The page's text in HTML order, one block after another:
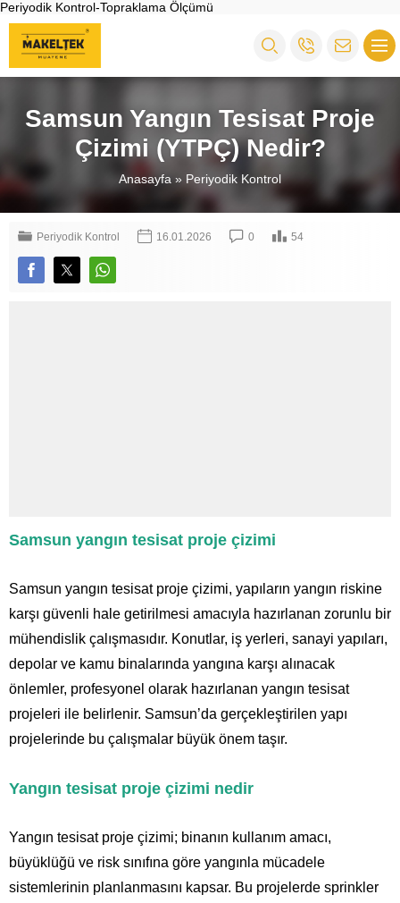
Periyodik Kontrol-Topraklama Ölçümü
Samsun Yangın Tesisat Proje
Çizimi (YTPÇ) Nedir?
Anasayfa » Periyodik Kontrol
Periyodik Kontrol 16.01.2026 0 54
Samsun yangın tesisat proje çizimi
Samsun yangın tesisat proje çizimi, yapıların yangın riskine
karşı güvenli hale getirilmesi amacıyla hazırlanan zorunlu bir
mühendislik çalışmasıdır. Konutlar, iş yerleri, sanayi yapıları,
depolar ve kamu binalarında yangına karşı alınacak
önlemler, profesyonel olarak hazırlanan yangın tesisat
projeleri ile belirlenir. Samsun’da gerçekleştirilen yapı
projelerinde bu çalışmalar büyük önem taşır.
Yangın tesisat proje çizimi nedir
Yangın tesisat proje çizimi; binanın kullanım amacı,
büyüklüğü ve risk sınıfına göre yangınla mücadele
sistemlerinin planlanmasını kapsar. Bu projelerde sprinkler